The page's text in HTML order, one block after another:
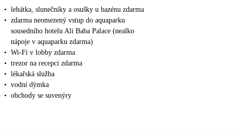
• lehátka, slunečníky a osušky u bazénu zdarma
• zdarma neomezený vstup do aquaparku
sousedního hotelu Ali Baba Palace (nealko
nápoje v aquaparku zdarma)
• Wi-Fi v lobby zdarma
• trezor na recepci zdarma
• lékařská služba
• vodní dýmka
• obchody se suvenýry